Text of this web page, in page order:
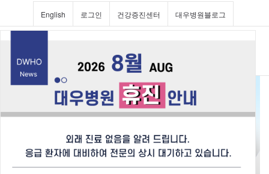
English 로그인 건강증진센터 대우병원블로그